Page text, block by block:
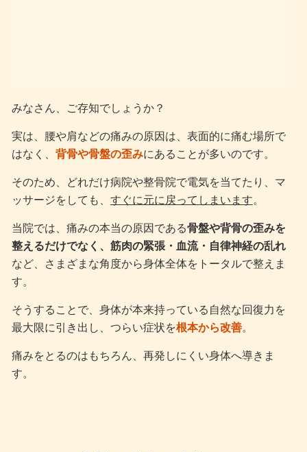
みなさん、ご存知でしょうか？
実は、腰や肩などの痛みの原因は、表面的に痛む場所で
はなく、 背骨や骨盤の歪みにあることが多いのです。
そのため、どれだけ病院や整骨院で電気を当てたり、マ
ッサージをしても、 すぐに元に戻ってしまいます。
当院では、痛みの本当の原因である骨盤や背骨の歪みを
整えるだけでなく、筋肉の緊張・血流・自律神経の乱れ
など、さまざまな角度から身体全体をトータルで整えま
す。
そうすることで、身体が本来持っている自然な回復力を
最大限に引き出し、つらい症状を根本から改善。
痛みをとるのはもちろん、再発しにくい身体へ導きま
す。